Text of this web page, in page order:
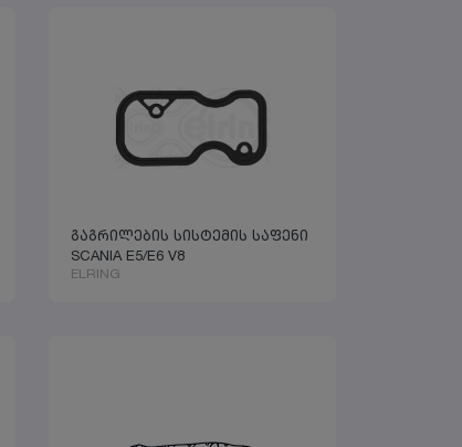
გაგრილების სისტემის საფენი
SCANIA E5/E6 V8
ELRING